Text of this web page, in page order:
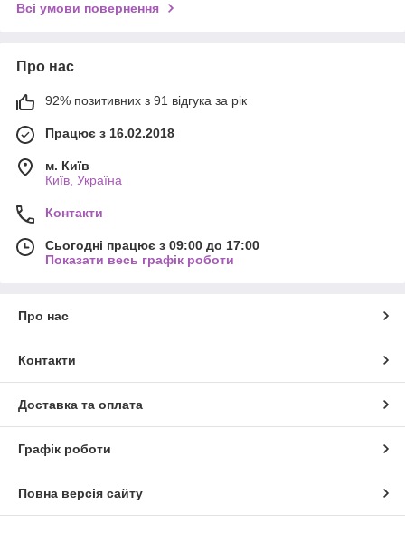
Всі умови повернення
Про нас
92% позитивних з 91 відгука за рік
Працює з 16.02.2018
м. Київ
Київ, Україна
Контакти
Сьогодні працює з 09:00 до 17:00
Показати весь графік роботи
Про нас
Контакти
Доставка та оплата
Графік роботи
Повна версія сайту